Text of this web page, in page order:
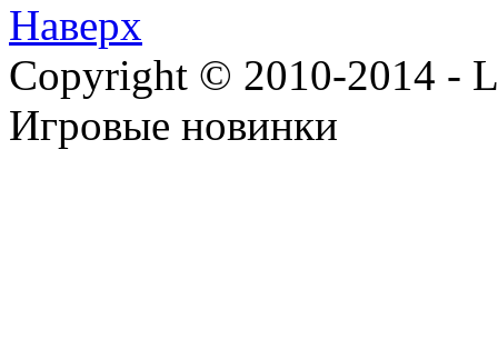
Наверх
Copyright © 2010-2014 -
Игровые новинки